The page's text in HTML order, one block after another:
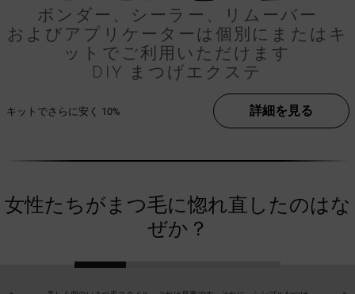
ボンダー、シーラー、リムーバー
およびアプリケーターは個別にまたはキ
ットでご利用いただけます
DIY まつげエクステ
キットでさらに安く 10% 詳細を見る
女性たちがまつ毛に惚れ直したのはな
ぜか？